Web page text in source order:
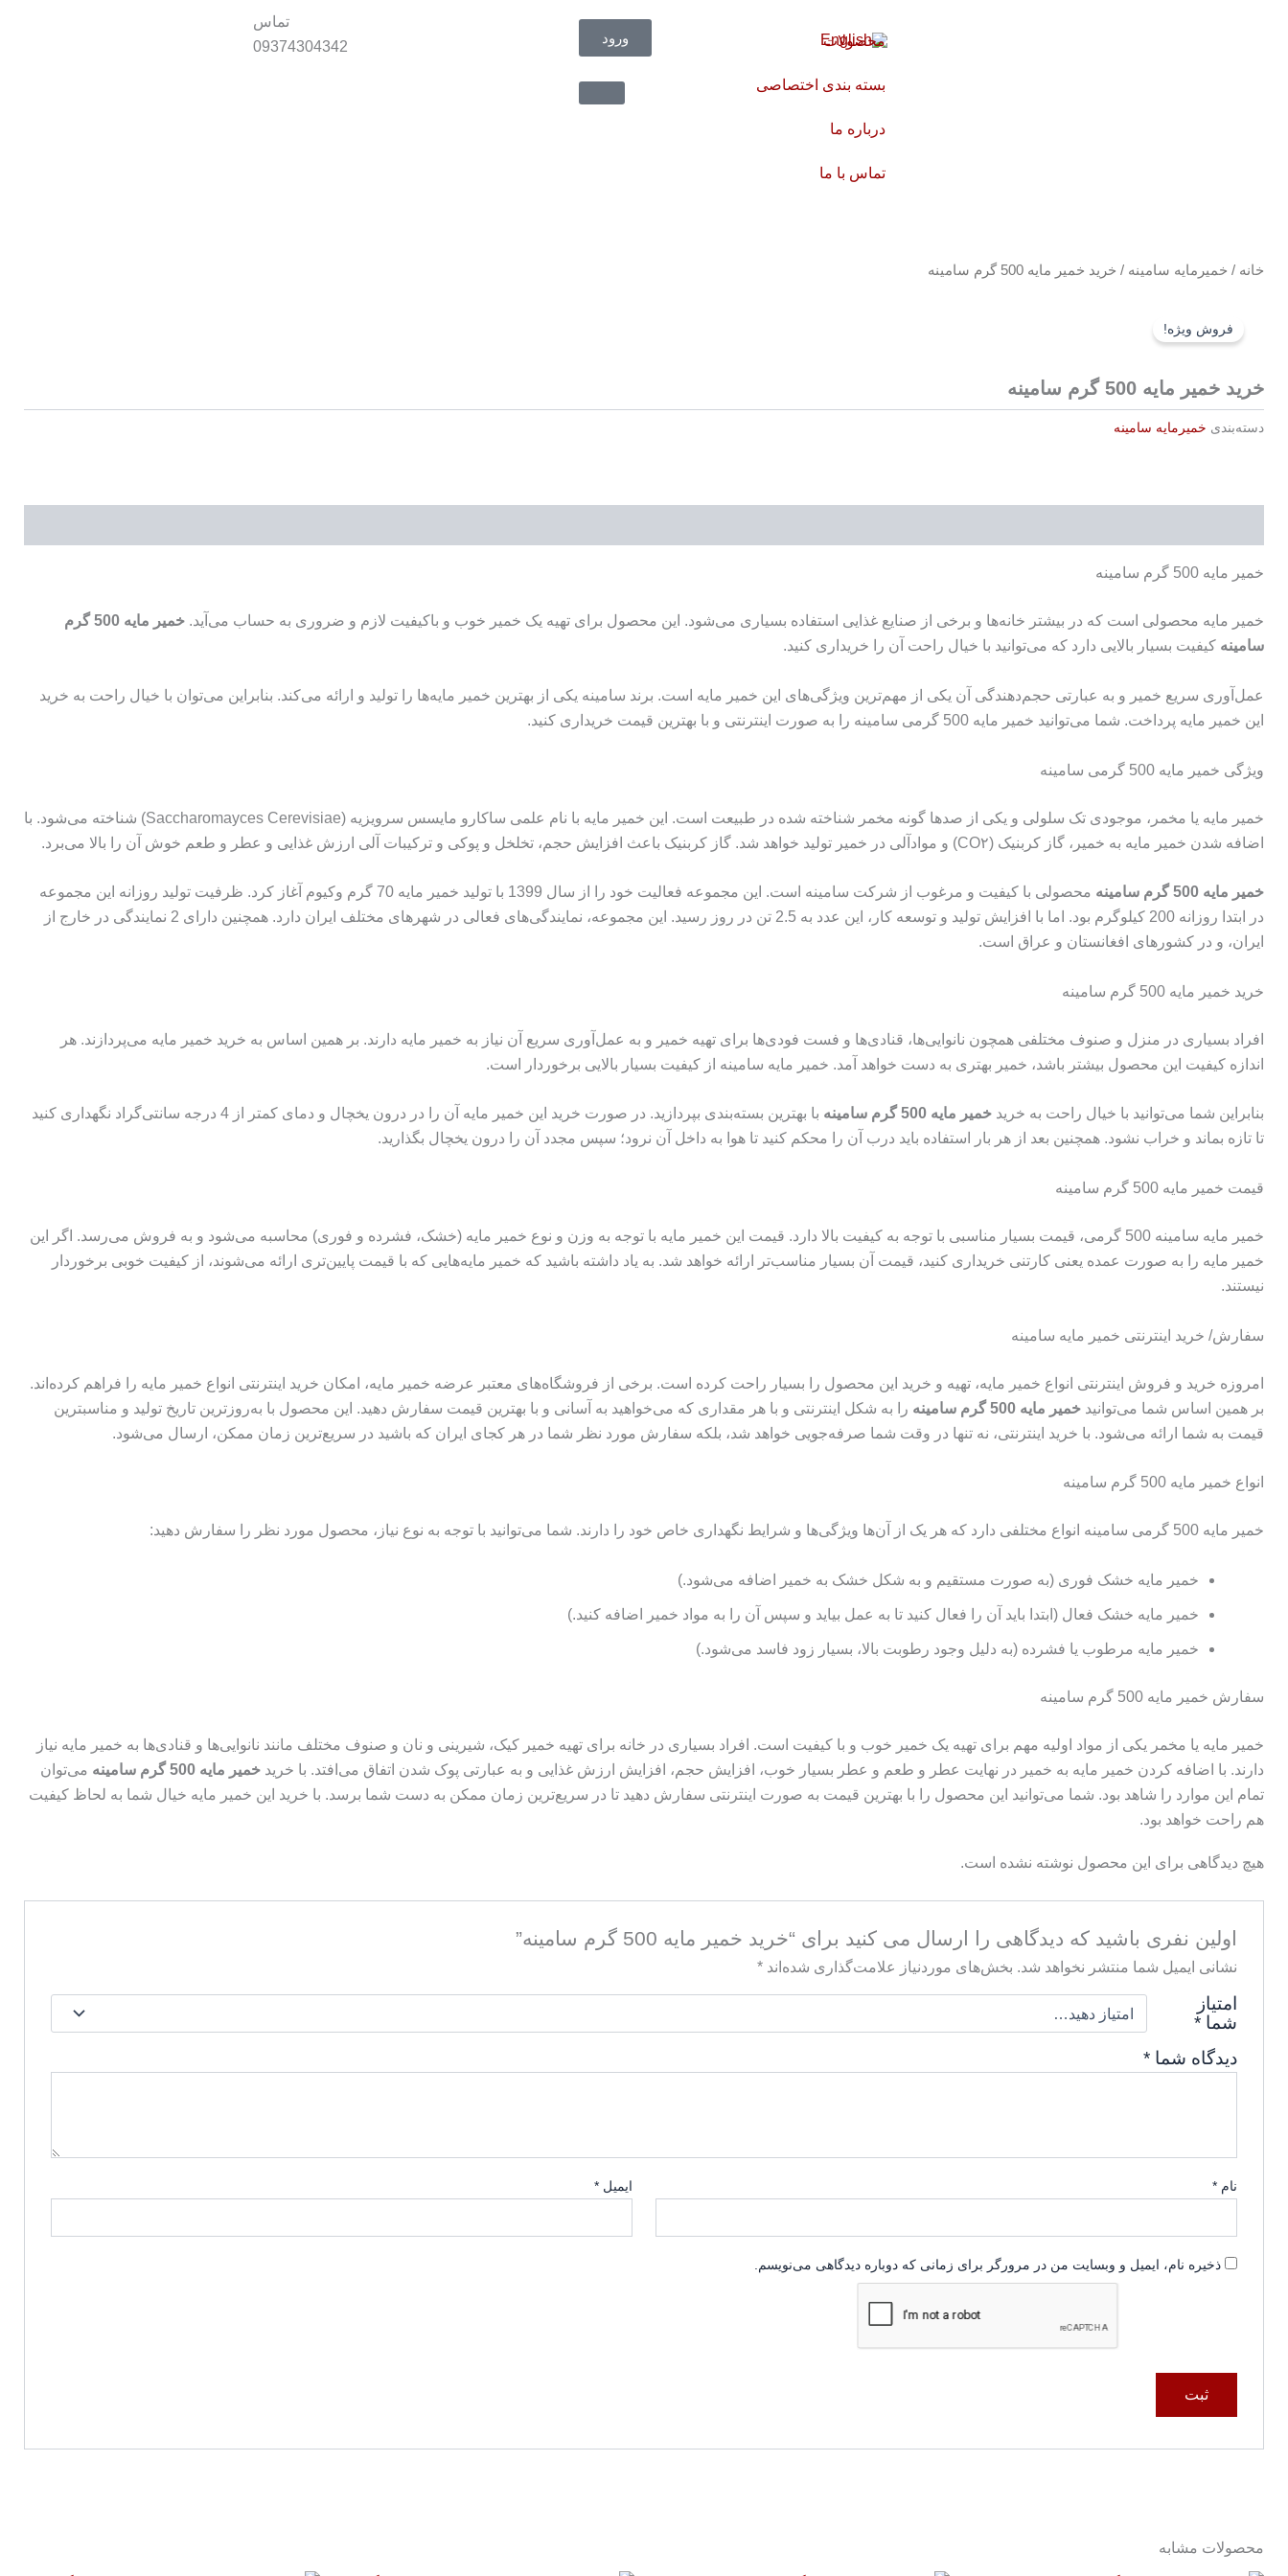
محصولات
بسته بندی اختصاصی
درباره ما
تماس با ما
ورود
تماس
09374304342
خانه / خمیرمایه سامینه / خرید خمیر مایه 500 گرم سامینه
فروش ویژه!
خرید خمیر مایه 500 گرم سامینه
دسته‌بندی خمیرمایه سامینه
خمیر مایه 500 گرم سامینه
خمیر مایه محصولی است که در بیشتر خانه‌ها و برخی از صنایع غذایی استفاده بسیاری می‌شود. این محصول برای تهیه یک خمیر خوب و باکیفیت لازم و ضروری به حساب می‌‌آید. خمیر مایه 500 گرم
سامینه کیفیت بسیار بالایی دارد که می‌توانید با خیال راحت آن را خریداری کنید.
عمل‌آوری سریع خمیر و به عبارتی حجم‌دهندگی آن یکی از مهم‌ترین ویژگی‌های این خمیر مایه است. برند سامینه یکی از بهترین خمیر مایه‌ها را تولید و ارائه می‌کند. بنابراین می‌توان با خیال راحت به خرید
این خمیر مایه پرداخت. شما می‌توانید خمیر مایه 500 گرمی سامینه را به صورت اینترنتی و با بهترین قیمت خریداری کنید.
ویژگی خمیر مایه 500 گرمی سامینه
خمیر مایه یا مخمر، موجودی تک سلولی و یکی از صدها گونه مخمر شناخته شده در طبیعت است. این خمیر مایه با نام علمی ساکارو مایسس سرویزیه (Saccharomayces Cerevisiae) شناخته می‌شود. با
اضافه شدن خمیر مایه به خمیر، گاز کربنیک (CO۲) و مواد‌آلی در خمیر تولید خواهد شد. گاز کربنیک باعث افزایش حجم، تخلخل و پوکی و ترکیبات آلی ارزش غذایی و عطر و طعم خوش آن را بالا می‌برد.
خمیر مایه 500 گرم سامینه
محصولی با کیفیت و مرغوب از شرکت سامینه است. این مجموعه فعالیت خود را از سال 1399 با تولید خمیر مایه 70 گرم وکیوم آغاز کرد. ظرفیت تولید روزانه این مجموعه
در ابتدا روزانه 200 کیلوگرم بود. اما با افزایش تولید و توسعه کار، این عدد به 2.5 تن در روز رسید. این مجموعه، نمایندگی‌های فعالی در شهرهای مختلف ایران دارد. همچنین دارای 2 نمایندگی در خارج از
ایران، و در کشورهای افغانستان و عراق است.
خرید خمیر مایه 500 گرم سامینه
افراد بسیاری در منزل و صنوف مختلفی همچون نانوایی‌ها، قنادی‌ها و فست فودی‌ها برای تهیه خمیر و به عمل‌آوری سریع آن نیاز به خمیر مایه دارند. بر همین اساس به خرید خمیر مایه می‌پردازند. هر
اندازه کیفیت این محصول بیشتر باشد، خمیر بهتری به دست خواهد آمد. خمیر مایه سامینه از کیفیت بسیار بالایی برخوردار است.
بنابراین شما می‌توانید با خیال راحت به خرید خمیر مایه 500 گرم سامینه
با بهترین بسته‌بندی بپردازید. در صورت خرید این خمیر مایه آن را در درون یخچال و دمای کمتر از 4 درجه سانتی‌گراد نگهداری کنید
تا تازه بماند و خراب نشود. همچنین بعد از هر بار استفاده باید درب آن را محکم کنید تا هوا به داخل آن نرود؛ سپس مجدد آن را درون یخچال بگذارید.
قیمت خمیر مایه 500 گرم سامینه
خمیر مایه سامینه 500 گرمی، قیمت بسیار مناسبی با توجه به کیفیت بالا دارد. قیمت این خمیر مایه با توجه به وزن و نوع خمیر مایه (خشک، فشرده و فوری) محاسبه می‌شود و به فروش می‌رسد. اگر این
خمیر مایه را به صورت عمده یعنی کارتنی خریداری کنید، قیمت آن بسیار مناسب‌تر‌ ارائه خواهد شد. به یاد داشته باشید که خمیر مایه‌‌هایی که با قیمت‌ پایین‌‌تری ارائه می‌شوند، از کیفیت خوبی برخوردار
نیستند.
سفارش/ خرید اینترنتی خمیر مایه سامینه
امروزه خرید و فروش اینترنتی انواع خمیر مایه، تهیه و خرید این محصول را بسیار راحت کرده است. برخی از فروشگاه‌های معتبر عرضه خمیر مایه، امکان خرید اینترنتی انواع خمیر مایه را فراهم کرده‌اند.
بر همین اساس شما می‌توانید خمیر مایه 500 گرم سامینه را به شکل اینترنتی و با هر مقداری که می‌خواهید به آسانی و با بهترین قیمت سفارش دهید. این محصول با به‌روزترین تاریخ تولید و مناسبترین
قیمت به شما ارائه می‌شود. با خرید اینترنتی، نه تنها در وقت شما صرفه‌جویی خواهد شد، بلکه سفارش مورد نظر شما در هر کجای ایران که باشید در سریع‌ترین زمان ممکن، ارسال می‌شود.
انواع خمیر مایه 500 گرم سامینه
خمیر مایه 500 گرمی سامینه انواع مختلفی دارد که هر یک از آن‌ها ویژگی‌ها و شرایط نگهداری خاص خود را دارند. شما می‌توانید با توجه به نوع نیاز، محصول مورد نظر را سفارش دهید:
خمیر مایه خشک فوری (به صورت مستقیم و به شکل خشک به خمیر اضافه می‌شود.)
خمیر مایه خشک فعال (ابتدا باید آن را فعال کنید تا به عمل بیاید و سپس آن را به مواد خمیر اضافه کنید.)
خمیر مایه مرطوب یا فشرده (به دلیل وجود رطوبت بالا، بسیار زود فاسد می‌شود.)
سفارش خمیر مایه 500 گرم سامینه
خمیر مایه یا مخمر یکی از مواد اولیه مهم برای تهیه یک خمیر خوب و با کیفیت است. افراد بسیاری در خانه برای تهیه خمیر کیک، شیرینی و نان و صنوف مختلف مانند نانوایی‌ها و قنادی‌ها به خمیر مایه نیاز
دارند. با اضافه کردن خمیر مایه به خمیر در نهایت عطر و طعم و عطر بسیار خوب، افزایش حجم، افزایش ارزش غذایی و به عبارتی پوک شدن اتفاق می‌افتد. با خرید خمیر مایه 500 گرم سامینه می‌توان
تمام این موارد را شاهد بود. شما می‌توانید این محصول را با بهترین قیمت به صورت اینترنتی سفارش دهید تا در سریع‌ترین زمان ممکن به دست شما برسد. با خرید این خمیر مایه خیال شما به لحاظ کیفیت
هم راحت خواهد بود.
هیچ دیدگاهی برای این محصول نوشته نشده است.
اولین نفری باشید که دیدگاهی را ارسال می کنید برای “خرید خمیر مایه 500 گرم سامینه”
نشانی ایمیل شما منتشر نخواهد شد. بخش‌های موردنیاز علامت‌گذاری شده‌اند *
امتیاز
شما *
دیدگاه شما *
نام * ایمیل*
ذخیره نام، ایمیل و وبسایت من در مرورگر برای زمانی که دوباره دیدگاهی می‌نویسم.
محصولات مشابه